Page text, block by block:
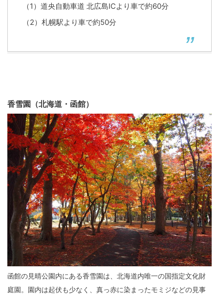
（1）道央自動車道 北広島ICより車で約60分
（2）札幌駅より車で約50分
香雪園（北海道・函館）
函館の見晴公園内にある香雪園は、北海道内唯一の国指定文化財
庭園。園内は起伏も少なく、真っ赤に染まったモミジなどの見事